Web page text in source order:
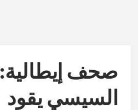
صحف إيطالية:
السيسي يقود